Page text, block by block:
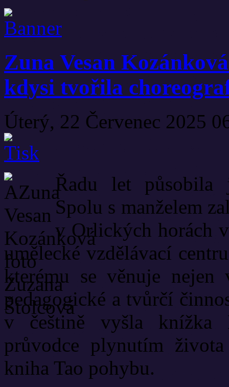
Zuna Vesan
kdysi tvořila
Úterý, 22 Červenec 2025
Řadu let působila
Spolu s manželem
v Orlických horách
umělecké vzdělávací
kterému se věnuje
pedagogické a tvůrčí
v češtině vyšla knížka
průvodce plynutím
kniha Tao pohybu.